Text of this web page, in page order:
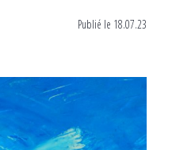
Publié le 18.07.23